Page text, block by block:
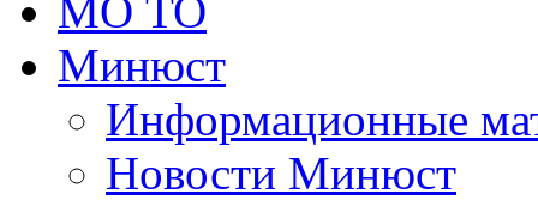
МО ТО
Минюст
Информационные
Новости Минюст